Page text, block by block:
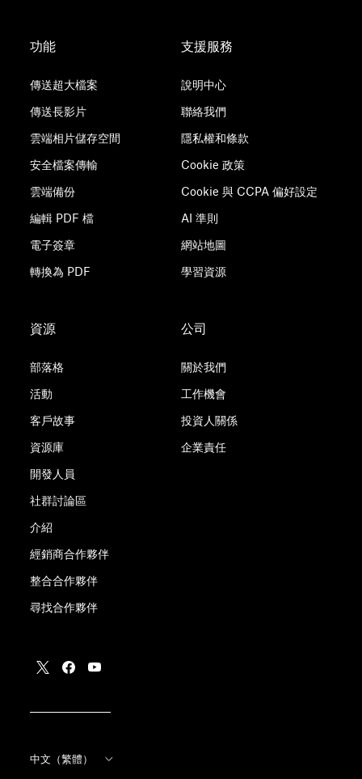
功能
傳送超大檔案
傳送長影片
雲端相片儲存空間
安全檔案傳輸
雲端備份
編輯 PDF 檔
電子簽章
轉換為 PDF
支援服務
說明中心
聯絡我們
隱私權和條款
Cookie 政策
Cookie 與 CCPA 偏好設定
AI 準則
網站地圖
學習資源
資源
部落格
活動
客戶故事
資源庫
開發人員
社群討論區
介紹
經銷商合作夥伴
整合合作夥伴
尋找合作夥伴
公司
關於我們
工作機會
投資人關係
企業責任
中文（繁體）